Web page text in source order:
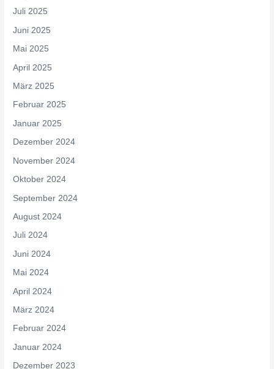
Juli 2025
Juni 2025
Mai 2025
April 2025
März 2025
Februar 2025
Januar 2025
Dezember 2024
November 2024
Oktober 2024
September 2024
August 2024
Juli 2024
Juni 2024
Mai 2024
April 2024
März 2024
Februar 2024
Januar 2024
Dezember 2023